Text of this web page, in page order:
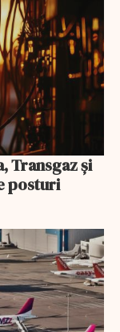
Transgaz și
posturi